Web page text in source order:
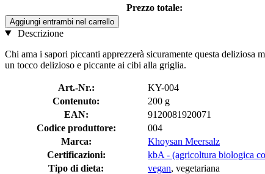
Prezzo totale:
Aggiungi entrambi nel carrello
Descrizione
Chi ama i sapori piccanti apprezzerà sicuramente questa deliziosa
un tocco delizioso e piccante ai cibi alla griglia.
Art.-Nr.:
KY-004
Contenuto:
200 g
EAN:
9120081920071
Codice produttore:
004
Marca:
Khoysan Meersalz
Certificazioni:
kbA - (agricoltura biologica
Tipo di dieta:
vegan, vegetariana